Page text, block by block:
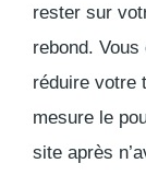
rester sur
rebond.
réduire votre
mesure le
site après